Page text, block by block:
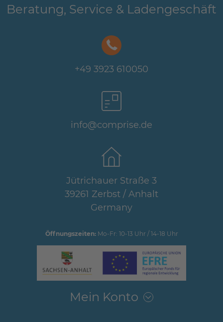
Beratung, Service & Ladengeschäft
+49 3923 610050
info@comprise.de
Jütrichauer Straße 3
39261 Zerbst / Anhalt
Germany
Öffnungszeiten:Mo-Fr: 10-13 Uhr / 14-18 Uhr
Mein Konto